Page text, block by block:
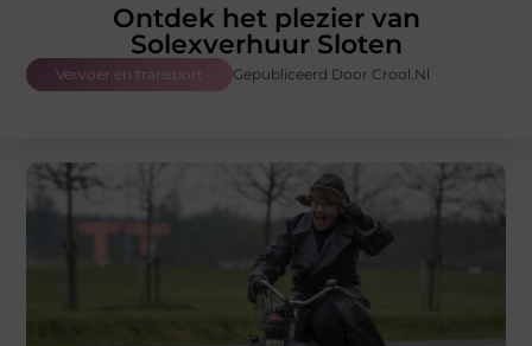
Ontdek het plezier van
Solexverhuur Sloten
Vervoer en transport Gepubliceerd Door Crool.nl